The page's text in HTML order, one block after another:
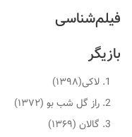
فیلم‌شناسی
بازیگر
لاکی(۱۳۹۸)
راز گل شب بو (۱۳۷۲)
گالان (۱۳۶۹)